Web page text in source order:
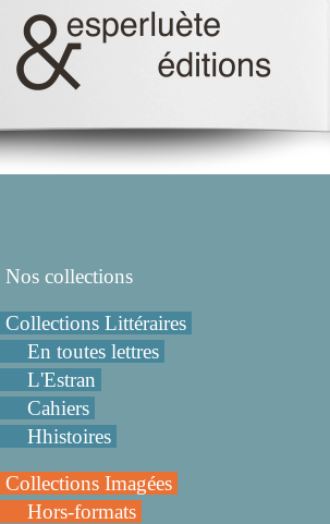
Nos collections
Collections Littéraires
En toutes lettres
L'Estran
Cahiers
Hhistoires
Collections Imagées
Hors-formats